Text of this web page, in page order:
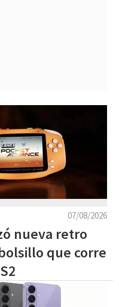
07/08/2026
nueva retro
que corre